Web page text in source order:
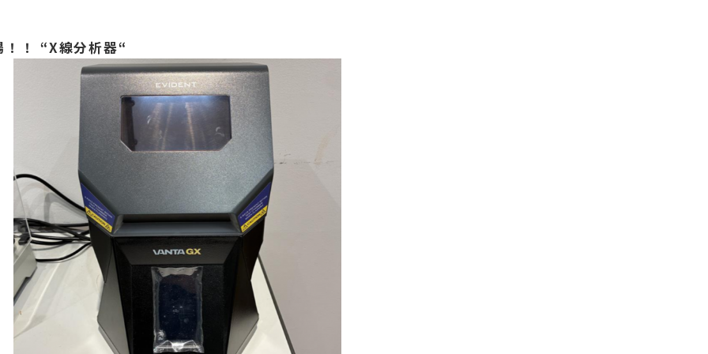
！ “X線分析器“